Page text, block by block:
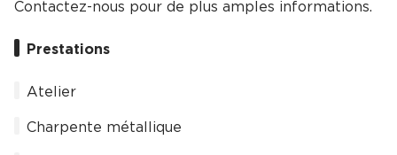
Contactez-nous pour de plus amples informations.
Prestations
Atelier
Charpente métallique